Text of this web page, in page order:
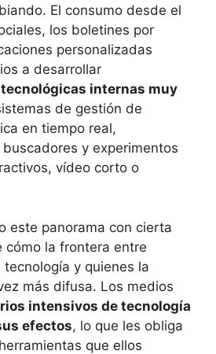
El consumo desde el
los boletines por
personalizadas
a desarrollar
internas muy
de gestión de
en tiempo real,
y experimentos
vídeo corto o
este panorama con cierta
cómo la frontera entre
y quienes la
más difusa. Los medios
intensivos de tecnología
efectos, lo que les obliga
que ellos